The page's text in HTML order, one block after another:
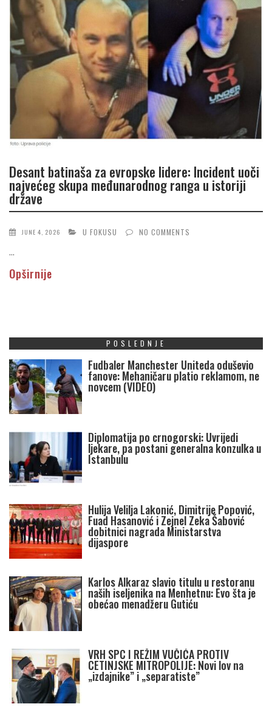
Desant batinaša za evropske lidere: Incident uoči
najvećeg skupa međunarodnog ranga u istoriji
države
JUNE 4, 2026 U FOKUSU NO COMMENTS
...
Opširnije
POSLEDNJE
Fudbaler Manchester Uniteda oduševio
fanove: Mehaničaru platio reklamom, ne
novcem (VIDEO)
Diplomatija po crnogorski: Uvrijedi
ljekare, pa postani generalna konzulka u
Istanbulu
Hulija Velilja Lakonić, Dimitrije Popović,
Fuad Hasanović i Zejnel Zeka Šabović
dobitnici nagrada Ministarstva
dijaspore
Karlos Alkaraz slavio titulu u restoranu
naših iseljenika na Menhetnu: Evo šta je
obećao menadžeru Gutiću
VRH SPC I REŽIM VUČIĆA PROTIV
CETINJSKE MITROPOLIJE: Novi lov na
„izdajnike” i „separatiste”